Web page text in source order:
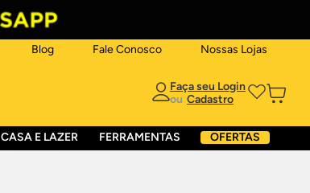
Blog Fale Conosco Nossas Lojas
ou
CASA E LAZER FERRAMENTAS OFERTAS